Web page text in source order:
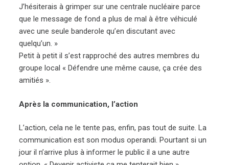
J’hésiterais à grimper sur une centrale nucléaire parce
que le message de fond a plus de mal à être véhiculé
avec une seule banderole qu’en discutant avec
quelqu’un. »
Petit à petit il s’est rapproché des autres membres du
groupe local « Défendre une même cause, ça crée des
amitiés ».
Après la communication, l’action
L’action, cela ne le tente pas, enfin, pas tout de suite. La
communication est son modus operandi. Pourtant si un
jour il n’arrive plus à informer le public il a une autre